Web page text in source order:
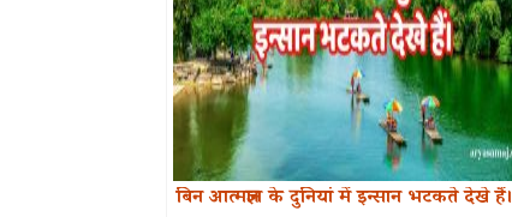
बिन आत्मज्ञान के दुनियां में इन्सान भटकते देखे हैं।